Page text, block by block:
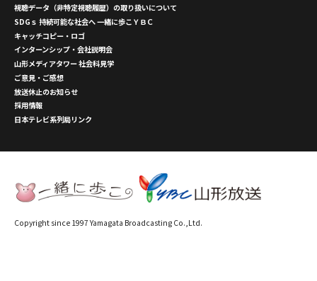
視聴データ（非特定視聴履歴）の取り扱いについて
SDGｓ 持続可能な社会へ 一緒に歩こＹＢＣ
キャッチコピー・ロゴ
インターンシップ・会社説明会
山形メディアタワー 社会科見学
ご意見・ご感想
放送休止のお知らせ
採用情報
日本テレビ系列局リンク
Copyright since 1997 Yamagata Broadcasting Co.,Ltd.